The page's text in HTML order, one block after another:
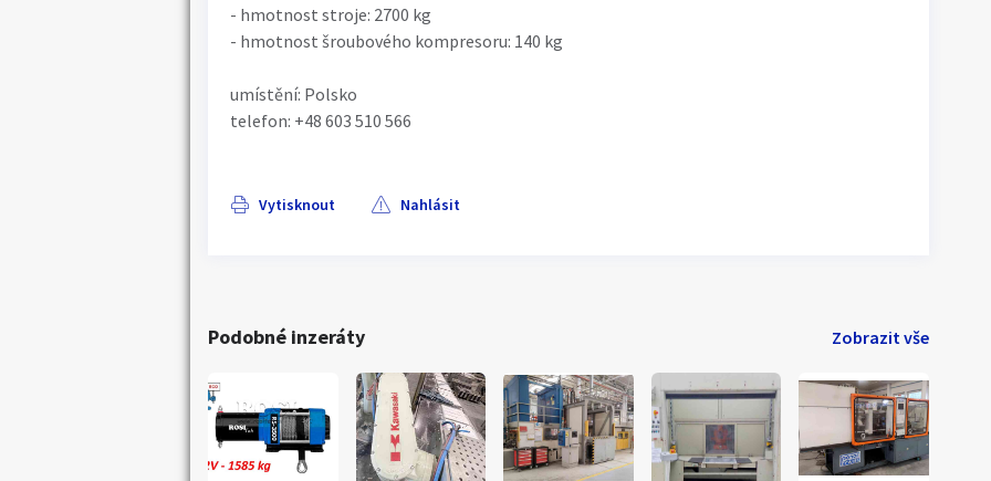
- hmotnost stroje: 2700 kg
- hmotnost šroubového kompresoru: 140 kg
umístění: Polsko
telefon: +48 603 510 566
Vytisknout Nahlásit
Podobné inzeráty Zobrazit vše